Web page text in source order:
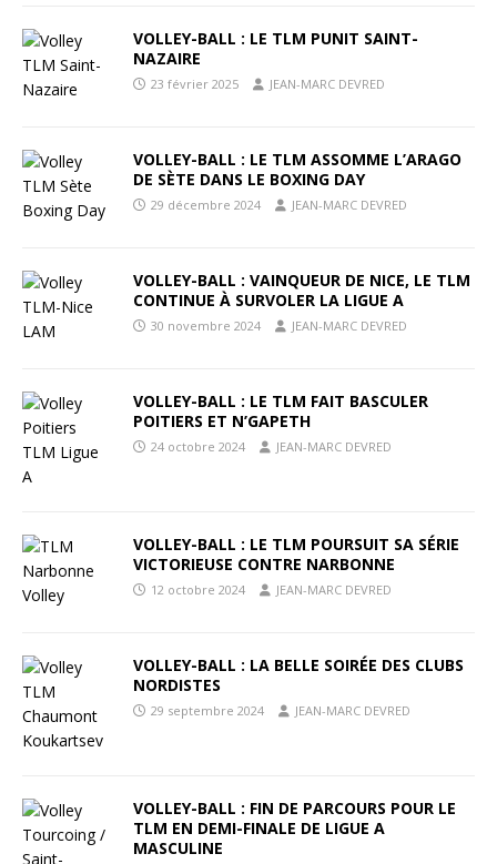
VOLLEY-BALL : LE TLM PUNIT SAINT-
NAZAIRE
23 février 2025 JEAN-MARC DEVRED
VOLLEY-BALL : LE TLM ASSOMME L’ARAGO
DE SÈTE DANS LE BOXING DAY
29 décembre 2024 JEAN-MARC DEVRED
VOLLEY-BALL : VAINQUEUR DE NICE, LE TLM
CONTINUE À SURVOLER LA LIGUE A
30 novembre 2024 JEAN-MARC DEVRED
VOLLEY-BALL : LE TLM FAIT BASCULER
POITIERS ET N’GAPETH
24 octobre 2024 JEAN-MARC DEVRED
VOLLEY-BALL : LE TLM POURSUIT SA SÉRIE
VICTORIEUSE CONTRE NARBONNE
12 octobre 2024 JEAN-MARC DEVRED
VOLLEY-BALL : LA BELLE SOIRÉE DES CLUBS
NORDISTES
29 septembre 2024 JEAN-MARC DEVRED
VOLLEY-BALL : FIN DE PARCOURS POUR LE
TLM EN DEMI-FINALE DE LIGUE A
MASCULINE